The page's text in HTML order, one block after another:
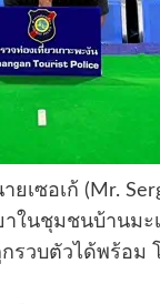
ยเซอเก้ (Mr.
นชุมชนบ้านมะ
วบตัวได้พร้อม